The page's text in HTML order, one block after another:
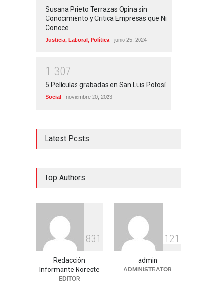
Susana Prieto Terrazas Opina sin
Conocimiento y Critica Empresas que Ni
Conoce
Justicia, Laboral, Política junio 25, 2024
1 307
5 Películas grabadas en San Luis Potosí
Social noviembre 20, 2023
Latest Posts
Top Authors
831
Redacción
Informante Noreste
EDITOR
1 21
admin
ADMINISTRATOR